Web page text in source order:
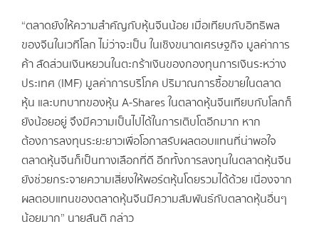
“ตลาดยังให้ความสำคัญกับหุ้นจีนน้อย เมื่อเทียบกับอิทธิพล
ของจีนในเวทีโลก ไม่ว่าจะเป็น ในเชิงขนาดเศรษฐกิจ มูลค่าการ
ค้า สัดส่วนเงินหยวนในตะกร้าเงินของกองทุนการเงินระหว่าง
ประเทศ (IMF) มูลค่าการบริโภค ปริมาณการซื้อขายในตลาด
หุ้น และบทบาทของหุ้น A-Shares ในตลาดหุ้นจีนเทียบกับโลกก็
ยังน้อยอยู่ จึงมีความเป็นไปได้ในการเติบโตอีกมาก หาก
ต้องการลงทุนระยะยาวเพื่อโอกาสรับผลตอบแทนที่น่าพอใจ
ตลาดหุ้นจีนก็เป็นทางเลือกที่ดี อีกทั้งการลงทุนในตลาดหุ้นจีน
ยังช่วยกระจายความเสี่ยงให้พอร์ตหุ้นโดยรวมได้ด้วย เนื่องจาก
ผลตอบแทนของตลาดหุ้นจีนมีความสัมพันธ์กับตลาดหุ้นอื่นๆ
น้อยมาก” นายสันติ กล่าว